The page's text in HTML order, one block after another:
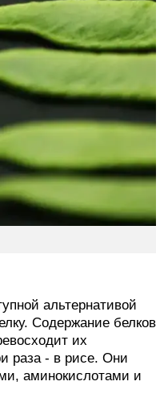
альтернативой
Содержание белков
их
раза - в рисе. Они
аминокислотами и